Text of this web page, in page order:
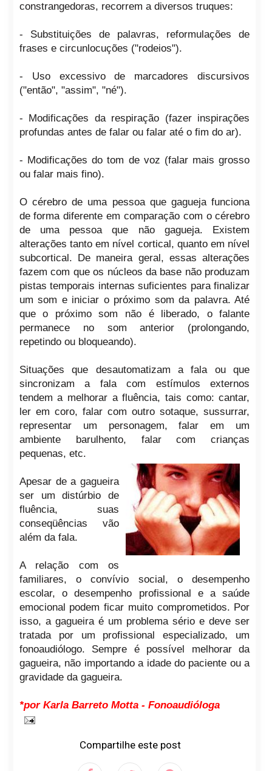
constrangedoras, recorrem a diversos truques:
- Substituições de palavras, reformulações de
frases e circunlocuções ("rodeios").
- Uso excessivo de marcadores discursivos
("então", "assim", "né").
- Modificações da respiração (fazer inspirações
profundas antes de falar ou falar até o fim do ar).
- Modificações do tom de voz (falar mais grosso
ou falar mais fino).
O cérebro de uma pessoa que gagueja funciona
de forma diferente em comparação com o cérebro
de uma pessoa que não gagueja. Existem
alterações tanto em nível cortical, quanto em nível
subcortical. De maneira geral, essas alterações
fazem com que os núcleos da base não produzam
pistas temporais internas suficientes para finalizar
um som e iniciar o próximo som da palavra. Até
que o próximo som não é liberado, o falante
permanece no som anterior (prolongando,
repetindo ou bloqueando).
Situações que desautomatizam a fala ou que
sincronizam a fala com estímulos externos
tendem a melhorar a fluência, tais como: cantar,
ler em coro, falar com outro sotaque, sussurrar,
representar um personagem, falar em um
ambiente barulhento, falar com crianças
pequenas, etc.
Apesar de a gagueira
ser um distúrbio de
fluência, suas
conseqüências vão
além da fala.
A relação com os
familiares, o convívio social, o desempenho
escolar, o desempenho profissional e a saúde
emocional podem ficar muito comprometidos. Por
isso, a gagueira é um problema sério e deve ser
tratada por um profissional especializado, um
fonoaudiólogo. Sempre é possível melhorar da
gagueira, não importando a idade do paciente ou a
gravidade da gagueira.
*por Karla Barreto Motta - Fonoaudióloga
Compartilhe este post